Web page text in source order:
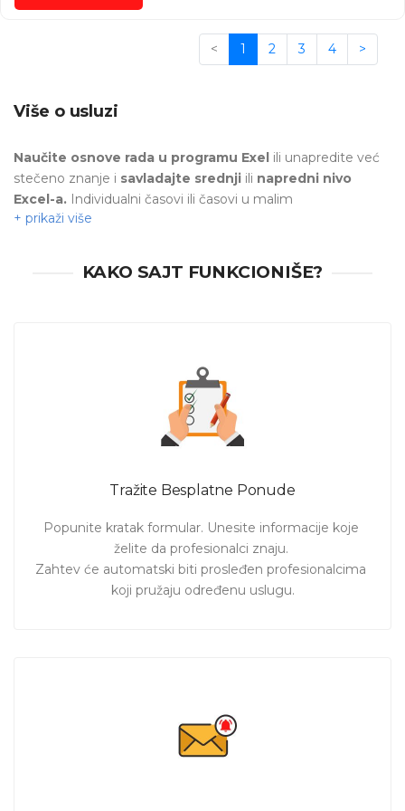
lično u Subotici.
< 1 2 3 4 >
Više o usluzi
Naučite osnove rada u programu Exel ili unapredite već
stečeno znanje i savladajte srednji ili napredni nivo
Excel-a. Individualni časovi ili časovi u malim
grupama.Pronađite profesionalca za Vas!
privatnih časova. Izaberite ponudu koja Vam najviše
KAKO SAJT FUNKCIONIŠE?
Tražite Besplatne Ponude
Popunite kratak formular. Unesite informacije koje
želite da profesionalci znaju.
Zahtev će automatski biti prosleđen profesionalcima
koji pružaju određenu uslugu.